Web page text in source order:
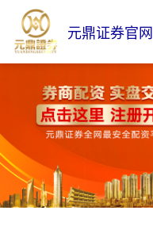
元鼎证券官网